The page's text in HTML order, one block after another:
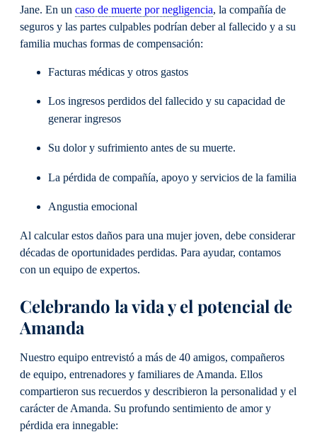
Jane. En un caso de muerte por negligencia, la compañía de
seguros y las partes culpables podrían deber al fallecido y a su
familia muchas formas de compensación:
Facturas médicas y otros gastos
Los ingresos perdidos del fallecido y su capacidad de
generar ingresos
Su dolor y sufrimiento antes de su muerte.
La pérdida de compañía, apoyo y servicios de la familia
Angustia emocional
Al calcular estos daños para una mujer joven, debe considerar
décadas de oportunidades perdidas. Para ayudar, contamos
con un equipo de expertos.
Celebrando la vida y el potencial de
Amanda
Nuestro equipo entrevistó a más de 40 amigos, compañeros
de equipo, entrenadores y familiares de Amanda. Ellos
compartieron sus recuerdos y describieron la personalidad y el
carácter de Amanda. Su profundo sentimiento de amor y
pérdida era innegable: